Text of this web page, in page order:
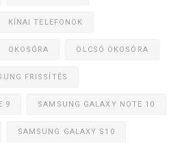
KÍNAI TELEFONOK
OKOSÓRA OLCSÓ OKOSÓRA
FRISSÍTÉS
9 SAMSUNG GALAXY NOTE 10
SAMSUNG GALAXY S10